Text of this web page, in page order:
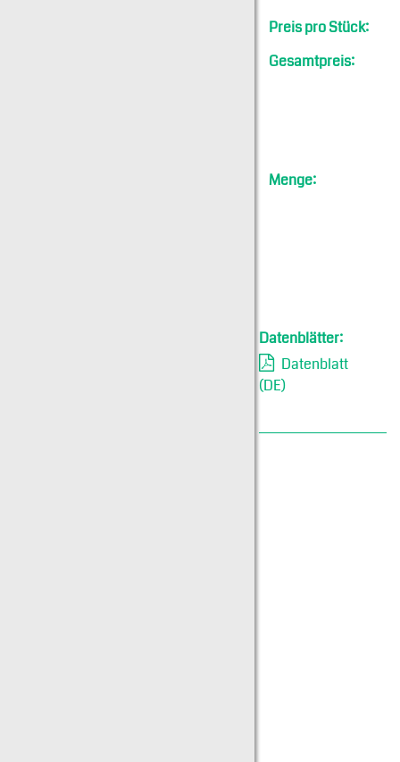
Preis pro Stück:
Gesamtpreis:
Menge:
Datenblätter:
Datenblatt
(DE)